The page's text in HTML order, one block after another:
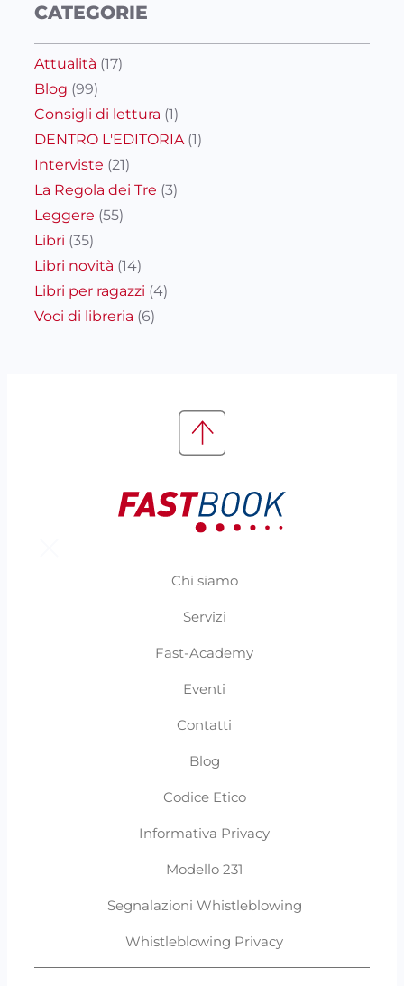
CATEGORIE
Attualità (17)
Blog (99)
Consigli di lettura (1)
DENTRO L'EDITORIA(1)
Interviste (21)
La Regola dei Tre (3)
Leggere (55)
Libri (35)
Libri novità (14)
Libri per ragazzi (4)
Voci di libreria (6)
Chi siamo
Servizi
Fast-Academy
Eventi
Contatti
Blog
Codice Etico
Informativa Privacy
Modello 231
Segnalazioni Whistleblowing
Whistleblowing Privacy